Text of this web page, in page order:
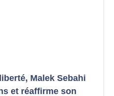
Malek Sebahi
et réaffirme son